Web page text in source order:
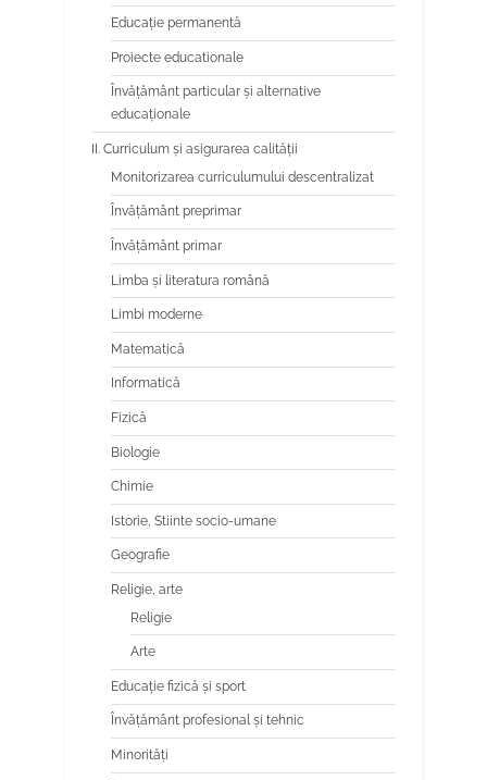
Educaţie permanentă
Proiecte educationale
Învăţământ particular şi alternative
educaţionale
II. Curriculum și asigurarea calității
Monitorizarea curriculumului descentralizat
Învățământ preprimar
Învățământ primar
Limba şi literatura română
Limbi moderne
Matematică
Informatică
Fizică
Biologie
Chimie
Istorie, Stiinte socio-umane
Geografie
Religie, arte
Religie
Arte
Educaţie fizică şi sport
Învăţământ profesional şi tehnic
Minorităţi